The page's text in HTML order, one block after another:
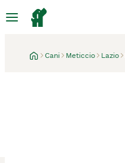
Cani Meticcio Lazio